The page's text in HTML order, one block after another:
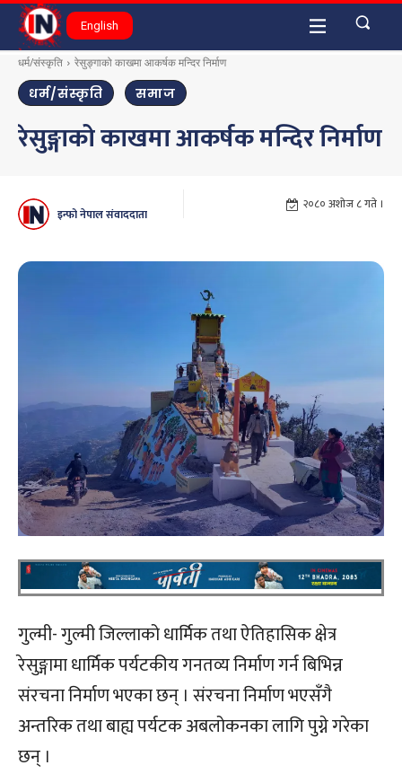
English
धर्म/संस्कृति रेसुङ्गाको काखमा आकर्षक मन्दिर निर्माण
धर्म/संस्कृति समाज
रेसुङ्गाको काखमा आकर्षक मन्दिर निर्माण
इन्फो नेपाल संवाददाता
२०८० अशोज ८ गते ।
गुल्मी- गुल्मी जिल्लाको धार्मिक तथा ऐतिहासिक क्षेत्र
रेसुङ्गामा धार्मिक पर्यटकीय गनतव्य निर्माण गर्न बिभिन्न
संरचना निर्माण भएका छन् । संरचना निर्माण भएसँगै
अन्तरिक तथा बाह्य पर्यटक अबलोकनका लागि पुग्ने गरेका
छन् ।